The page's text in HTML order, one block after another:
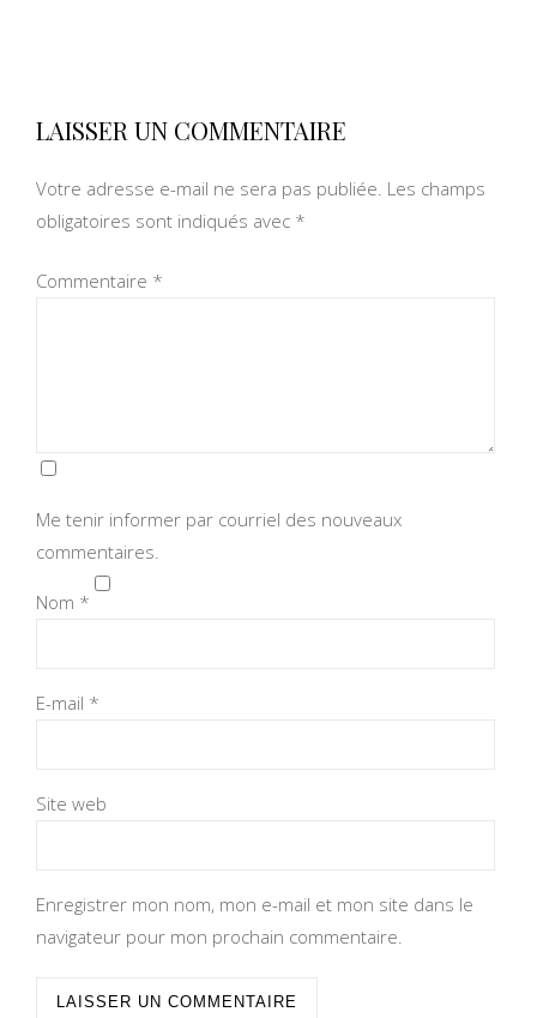
LAISSER UN COMMENTAIRE
Votre adresse e-mail ne sera pas publiée. Les champs
obligatoires sont indiqués avec *
Commentaire *
Me tenir informer par courriel des nouveaux
commentaires.
Nom *
E-mail *
Site web
Enregistrer mon nom, mon e-mail et mon site dans le
navigateur pour mon prochain commentaire.